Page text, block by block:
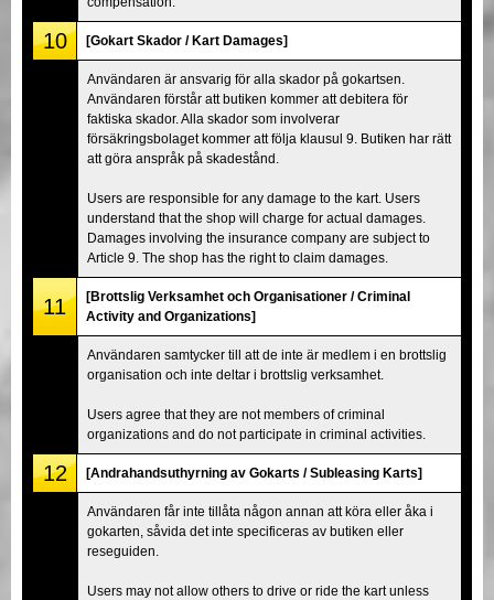
10 [Gokart Skador / Kart Damages]
Användaren är ansvarig för alla skador på gokartsen.
Användaren förstår att butiken kommer att debitera för
faktiska skador. Alla skador som involverar
försäkringsbolaget kommer att följa klausul 9. Butiken har rätt
att göra anspråk på skadestånd.
Users are responsible for any damage to the kart. Users
understand that the shop will charge for actual damages.
Damages involving the insurance company are subject to
Article 9. The shop has the right to claim damages.
11
[Brottslig Verksamhet och Organisationer / Criminal
Activity and Organizations]
Användaren samtycker till att de inte är medlem i en brottslig
organisation och inte deltar i brottslig verksamhet.
Users agree that they are not members of criminal
organizations and do not participate in criminal activities.
12 [Andrahandsuthyrning av Gokarts / Subleasing Karts]
Användaren får inte tillåta någon annan att köra eller åka i
gokarten, såvida det inte specificeras av butiken eller
reseguiden.
Users may not allow others to drive or ride the kart unless